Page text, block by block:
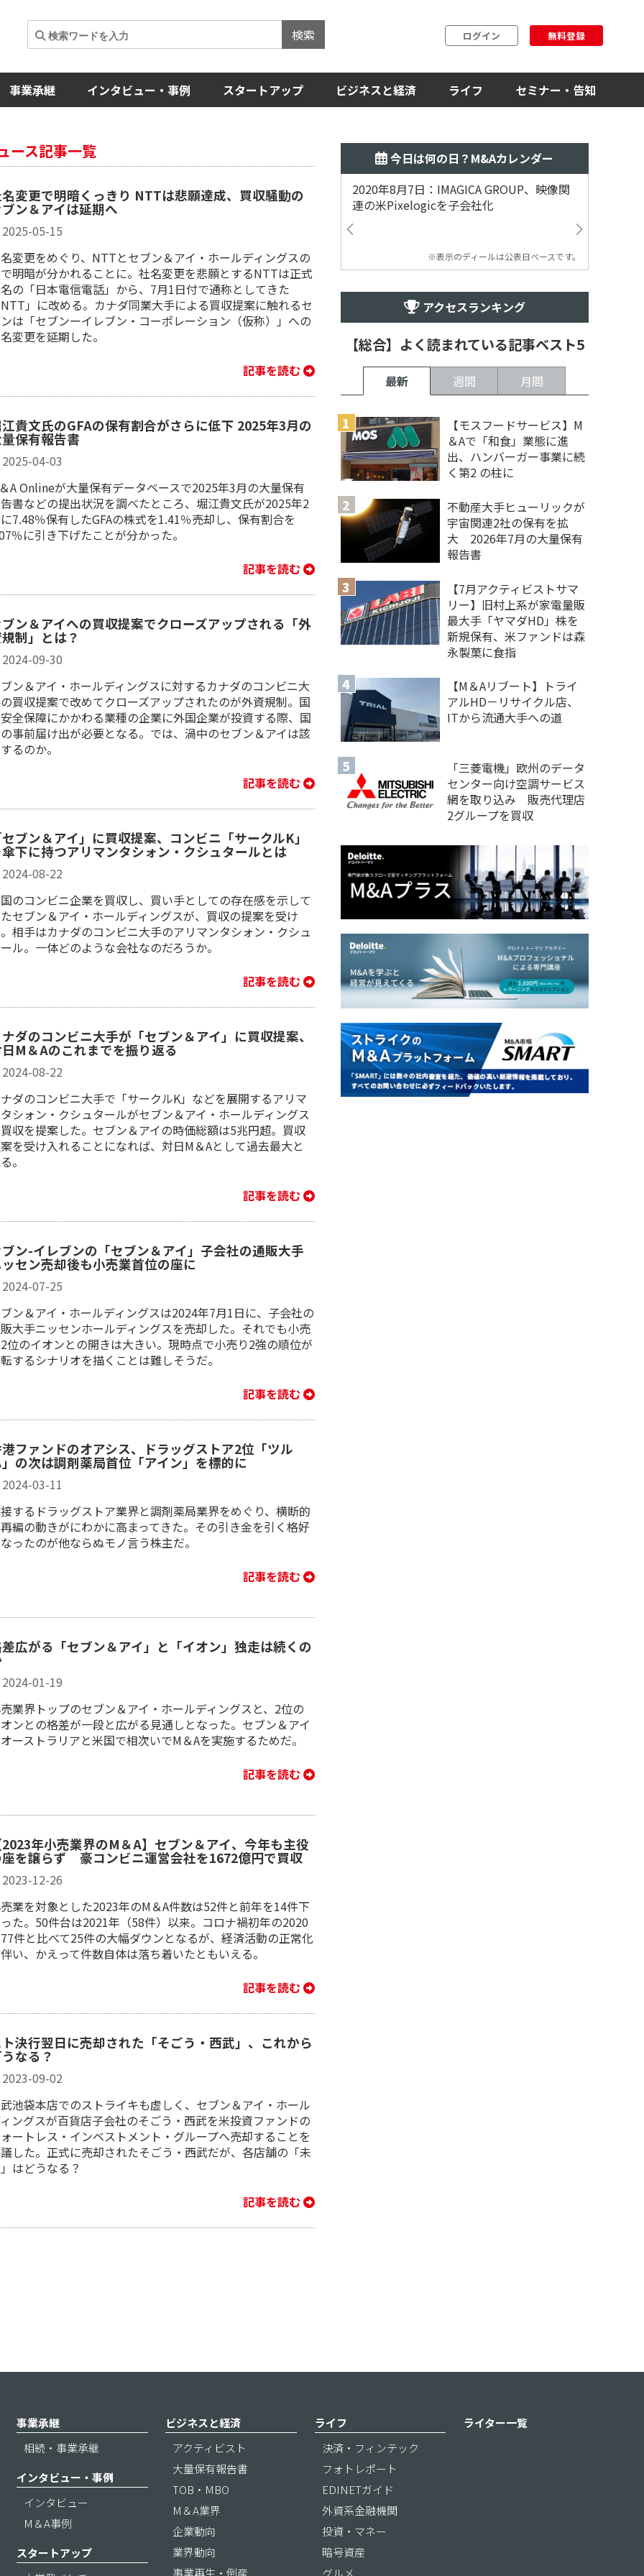
検索 ログイン 無料登録
事業承継 インタビュー・事例 スタートアップ ビジネスと経済 ライフ セミナー・告知
ース記事一覧
変更で明暗くっきり NTTは悲願達成、買収騒動の
ン＆アイは延期へ
2025-05-15
変更をめぐり、NTTとセブン＆アイ・ホールディングスの
明暗が分かれることに。社名変更を悲願とするNTTは正式
の「日本電信電話」から、7月1日付で通称としてきた
」に改める。カナダ同業大手による買収提案に触れるセ
は「セブンーイレブン・コーポレーション（仮称）」への
変更を延期した。
記事を読む
貴文氏のGFAの保有割合がさらに低下 2025年3月の
保有報告書
2025-04-03
A Onlineが大量保有データベースで2025年3月の大量保有
書などの提出状況を調べたところ、堀江貴文氏が2025年2
7.48％保有したGFAの株式を1.41％売却し、保有割合を
％に引き下げたことが分かった。
記事を読む
ン＆アイへの買収提案でクローズアップされる「外
制」とは？
2024-09-30
ン＆アイ・ホールディングスに対するカナダのコンビニ大
買収提案で改めてクローズアップされたのが外資規制。国
全保障にかかわる業種の企業に外国企業が投資する際、国
事前届け出が必要となる。では、渦中のセブン＆アイは該
るのか。
記事を読む
ブン＆アイ」に買収提案、コンビニ「サークルK」
下に持つアリマンタシォン・クシュタールとは
2024-08-22
のコンビニ企業を買収し、買い手としての存在感を示して
セブン＆アイ・ホールディングスが、買収の提案を受け
相手はカナダのコンビニ大手のアリマンタシォン・クシュ
ル。一体どのような会社なのだろうか。
記事を読む
ダのコンビニ大手が「セブン＆アイ」に買収提案、
M＆Aのこれまでを振り返る
2024-08-22
ダのコンビニ大手で「サークルK」などを展開するアリマ
シォン・クシュタールがセブン＆アイ・ホールディングス
収を提案した。セブン＆アイの時価総額は5兆円超。買収
を受け入れることになれば、対日M＆Aとして過去最大と
。
記事を読む
ン-イレブンの「セブン＆アイ」子会社の通販大手
セン売却後も小売業首位の座に
2024-07-25
ン＆アイ・ホールディングスは2024年7月1日に、子会社の
大手ニッセンホールディングスを売却した。それでも小売
位のイオンとの開きは大きい。現時点で小売り2強の順位が
するシナリオを描くことは難しそうだ。
記事を読む
ファンドのオアシス、ドラッグストア2位「ツル
の次は調剤薬局首位「アイン」を標的に
2024-03-11
するドラッグストア業界と調剤薬局業界をめぐり、横断的
編の動きがにわかに高まってきた。その引き金を引く格好
ったのが他ならぬモノ言う株主だ。
記事を読む
広がる「セブン＆アイ」と「イオン」独走は続くの
2024-01-19
業界トップのセブン＆アイ・ホールディングスと、2位の
ンとの格差が一段と広がる見通しとなった。セブン＆アイ
ーストラリアと米国で相次いでM＆Aを実施するためだ。
記事を読む
年小売業界のM＆A】セブン＆アイ、今年も主役
を譲らず 豪コンビニ運営会社を1672億円で買収
2023-12-26
業を対象とした2023年のM＆A件数は52件と前年を14件下
た。50件台は2021年（58件）以来。コロナ禍初年の2020
件と比べて25件の大幅ダウンとなるが、経済活動の正常化
い、かえって件数自体は落ち着いたともいえる。
記事を読む
決行翌日に売却された「そごう・西武」、これから
なる？
2023-09-02
池袋本店でのストライキも虚しく、セブン＆アイ・ホール
ングスが百貨店子会社のそごう・西武を米投資ファンドの
ートレス・インベストメント・グループへ売却することを
した。正式に売却されたそごう・西武だが、各店舗の「未
はどうなる？
記事を読む
今日は何の日？M&Aカレンダー
2020年8月7日：IMAGICA GROUP、映像関
連の米Pixelogicを子会社化
※表示のディールは公表日ベースです。
アクセスランキング
【総合】よく読まれている記事ベスト5
最新 週間 月間
【モスフードサービス】M
＆Aで「和食」業態に進
出、ハンバーガー事業に続
く第2 の柱に
不動産大手ヒューリックが
宇宙関連2社の保有を拡
大 2026年7月の大量保有
報告書
【7月アクティビストサマ
リー】旧村上系が家電量販
最大手「ヤマダHD」株を
新規保有、米ファンドは森
永製菓に食指
【M＆Aリブート】トライ
アルHD－リサイクル店、
ITから流通大手への道
「三菱電機」欧州のデータ
センター向け空調サービス
網を取り込み 販売代理店
2グループを買収
事業承継
相続・事業承継
インタビュー・事例
インタビュー
M＆A事例
スタートアップ
ビジネスと経済
アクティビスト
大量保有報告書
TOB・MBO
M＆A業界
企業動向
業界動向
事業再生・倒産
ライフ
決済・フィンテック
フォトレポート
EDINETガイド
外資系金融機関
投資・マネー
暗号資産
グルメ
ライター一覧